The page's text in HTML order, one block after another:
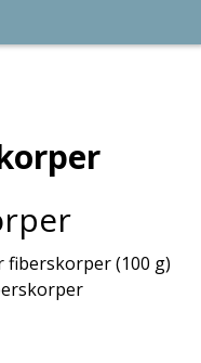
fiberskorper (100 g)